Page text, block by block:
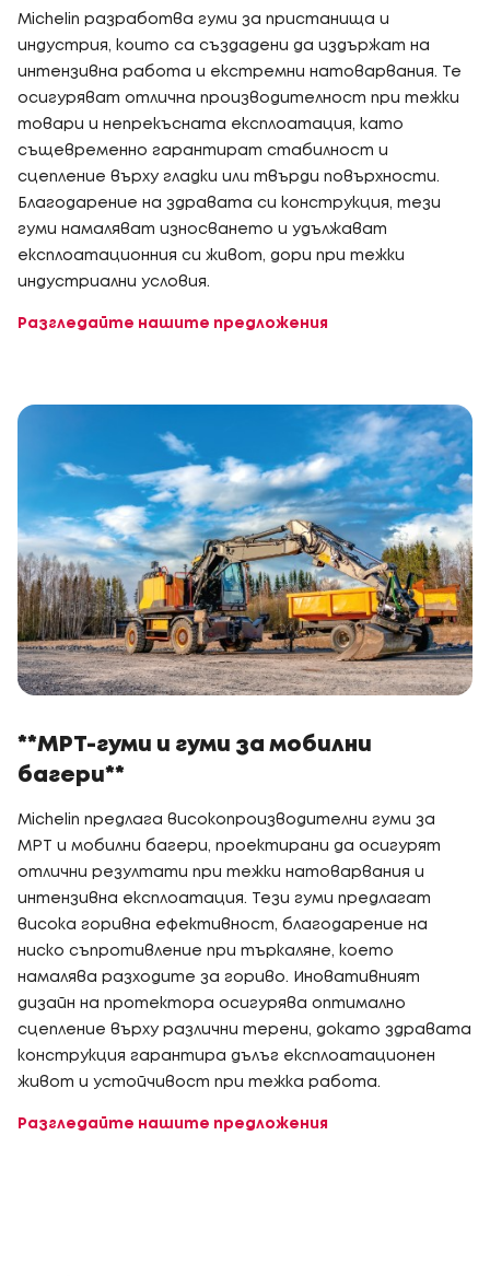
Michelin разработва гуми за пристанища и
индустрия, които са създадени да издържат на
интензивна работа и екстремни натоварвания. Те
осигуряват отлична производителност при тежки
товари и непрекъсната експлоатация, като
същевременно гарантират стабилност и
сцепление върху гладки или твърди повърхности.
Благодарение на здравата си конструкция, тези
гуми намаляват износването и удължават
експлоатационния си живот, дори при тежки
индустриални условия.
Разгледайте нашите предложения
**MPT-гуми и гуми за мобилни
багери**
Michelin предлага високопроизводителни гуми за
MPT и мобилни багери, проектирани да осигурят
отлични резултати при тежки натоварвания и
интензивна експлоатация. Тези гуми предлагат
висока горивна ефективност, благодарение на
ниско съпротивление при търкаляне, което
намалява разходите за гориво. Иновативният
дизайн на протектора осигурява оптимално
сцепление върху различни терени, докато здравата
конструкция гарантира дълъг експлоатационен
живот и устойчивост при тежка работа.
Разгледайте нашите предложения